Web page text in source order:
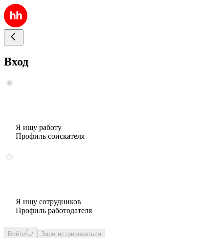
Вход
Я ищу работу
Профиль соискателя
Я ищу сотрудников
Профиль работодателя
Войти Зарегистрироваться